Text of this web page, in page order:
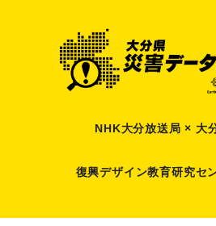
NHK大分放送局 × 大
復興デザイン教育研究セ